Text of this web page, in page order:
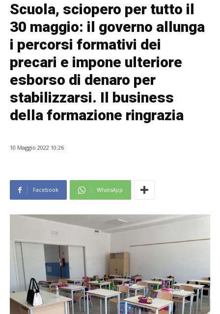
Scuola, sciopero per tutto il
30 maggio: il governo allunga
i percorsi formativi dei
precari e impone ulteriore
esborso di denaro per
stabilizzarsi. Il business
della formazione ringrazia
10 Maggio 2022 10:26
Facebook WhatsApp